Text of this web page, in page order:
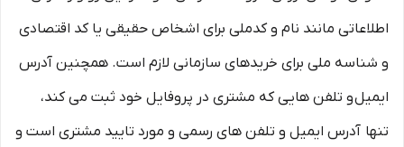
اطلاعاتی مانند نام و کدملی برای اشخاص حقیقی یا کد اقتصادی
و شناسه ملی برای خریدهای سازمانی لازم است. همچنین آدرس
ایمیل و تلفن هایی که مشتری در پروفایل خود ثبت می­ کند،
تنها آدرس ایمیل و تلفن­ های رسمی و مورد تایید مشتری است و